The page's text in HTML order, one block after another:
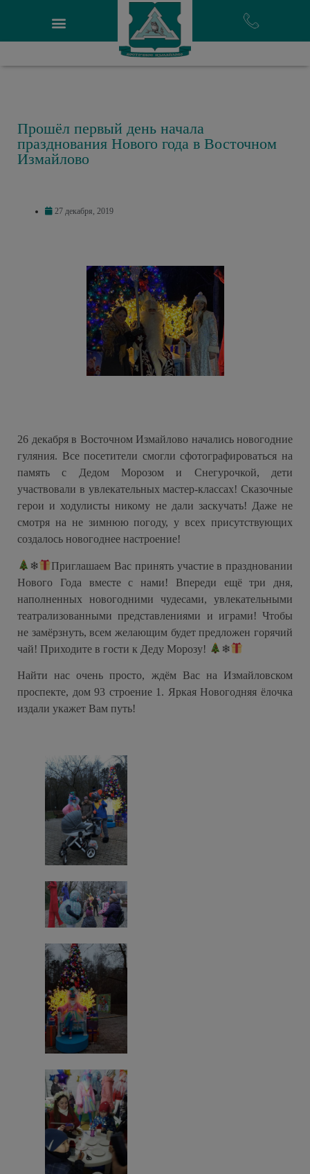
Прошёл первый день начала
празднования Нового года в Восточном
Измайлово
27 декабря, 2019
26 декабря в Восточном Измайлово начались новогодние
гуляния. Все посетители смогли сфотографироваться на
память с Дедом Морозом и Снегурочкой, дети
участвовали в увлекательных мастер-классах! Сказочные
герои и ходулисты никому не дали заскучать! Даже не
смотря на не зимнюю погоду, у всех присутствующих
создалось новогоднее настроение!
❄
Приглашаем Вас принять участие в праздновании
Нового Года вместе с нами! Впереди ещё три дня,
наполненных новогодними чудесами, увлекательными
театрализованными представлениями и играми! Чтобы
не замёрзнуть, всем желающим будет предложен горячий
чай! Приходите в гости к Деду Морозу!
❄
Найти нас очень просто, ждём Вас на Измайловском
проспекте, дом 93 строение 1. Яркая Новогодняя ёлочка
издали укажет Вам путь!